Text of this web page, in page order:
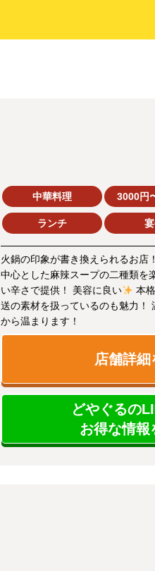
中華料理 3000円
ランチ
火鍋の印象が書き換えられるお店
中心とした麻辣スープの二種類を
い辛さで提供！ 美容に良い
本
送の素材を扱っているのも魅力！
から温まります！
店舗詳
どやぐるの
お得な情報